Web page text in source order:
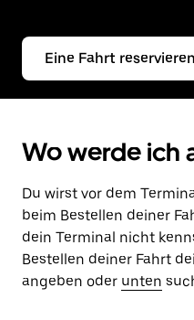
Eine Fahrt reservieren
Wo werde ich
Du wirst vor dem
beim Bestellen deiner
dein Terminal nicht
Bestellen deiner Fahrt
angeben oder unten